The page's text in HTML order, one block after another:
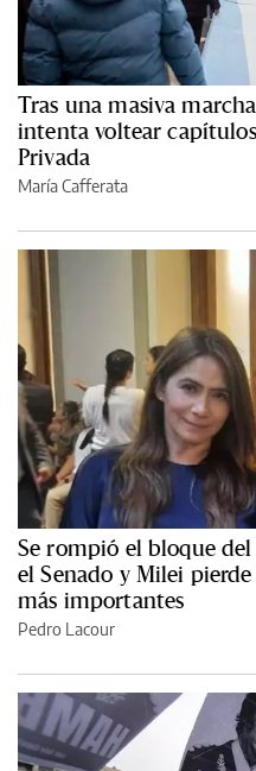
Tras una masiva
intenta voltear
Privada
María Cafferata
Se rompió el bloque
el Senado y Milei
más importantes
Pedro Lacour